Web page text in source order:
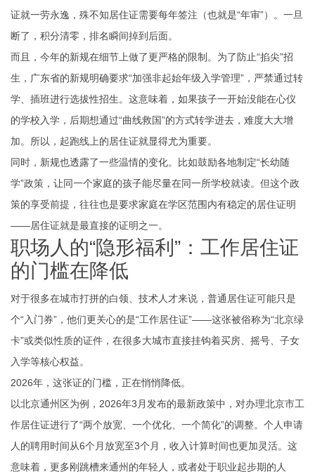
证就一劳永逸，殊不知居住证需要每年签注（也就是“年审”）。一旦
断了，积分清零，排名瞬间掉到后面。
而且，今年的新规在细节上做了更严格的限制。为了防止“掐尖”招
生，广东省的新规明确要求“加强非起始年级入学管理”，严禁通过转
学、插班进行选拔性招生。这意味着，如果孩子一开始没能在心仪
的学校入学，后期想通过“曲线救国”的方式转学进去，难度大大增
加。所以，起跑线上的居住证就显得尤为重要。
同时，新规也透露了一些温情的变化。比如鼓励各地制定“长幼随
学”政策，让同一个家庭的孩子能尽量在同一所学校就读。但这个政
策的享受前提，往往也是要求家庭在学区范围内有稳定的居住证明
——居住证就是最直接的证明之一。
职场人的“隐形福利”：工作居住证
的门槛在降低
对于很多在城市打拼的白领、技术人才来说，普通居住证可能只是
个“入门券”，他们更关心的是“工作居住证”——这张被俗称为“北京绿
卡”或类似性质的证件，在很多大城市直接挂钩着买房、摇号、子女
入学等核心权益。
2026年，这张证的门槛，正在悄悄降低。
以北京通州区为例，2026年3月发布的最新政策中，对办理北京市工
作居住证进行了“两个放宽、一个优化、一个简化”的调整。个人申请
人的聘用时间从6个月放宽至3个月，收入计算时间也更加灵活。这
意味着，更多刚跳槽来通州的年轻人，或者处于职业起步期的人